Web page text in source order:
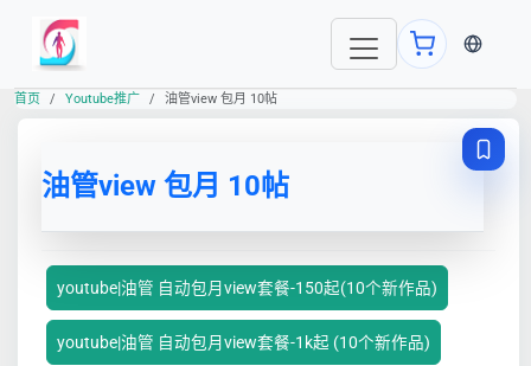
当前语
首页 Youtube推广 油管view 包月 10帖
油管view 包月 10帖
youtube|油管 自动包月view套餐-150起(10个新作品)
youtube|油管 自动包月view套餐-1k起 (10个新作品)